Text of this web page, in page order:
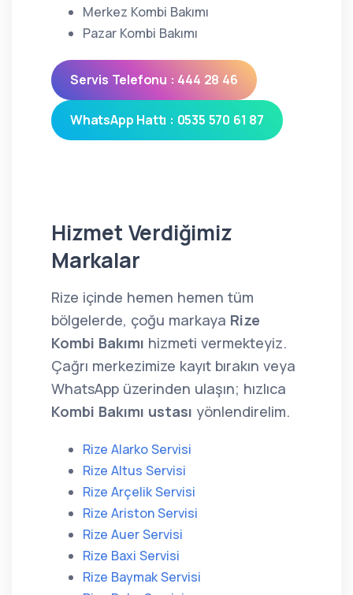
Merkez Kombi Bakımı
Pazar Kombi Bakımı
Servis Telefonu : 444 28 46
WhatsApp Hattı : 0535 570 61 87
Hizmet Verdiğimiz
Markalar
Rize içinde hemen hemen tüm
bölgelerde, çoğu markaya Rize
Kombi Bakımı hizmeti vermekteyiz.
Çağrı merkezimize kayıt bırakın veya
WhatsApp üzerinden ulaşın; hızlıca
Kombi Bakımı ustası yönlendirelim.
Rize Alarko Servisi
Rize Altus Servisi
Rize Arçelik Servisi
Rize Ariston Servisi
Rize Auer Servisi
Rize Baxi Servisi
Rize Baymak Servisi